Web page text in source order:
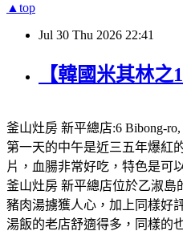
▲top
Jul 30 Thu 2026 22:41
【韓國米其林
釜山灶房 新平總店:6 Bibong-
第一天的中午是近三五年爆紅
片，血腸非常好吃，特色是可
釜山灶房 新平總店位於乙淑島
豬肉湯擄獲人心，加上同樣好
湯飯的老店舒適得多，同樣的